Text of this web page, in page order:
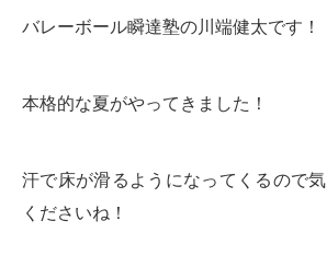
バレーボール瞬達塾の川端健太です！
本格的な夏がやってきました！
汗で床が滑るようになってくるので
くださいね！